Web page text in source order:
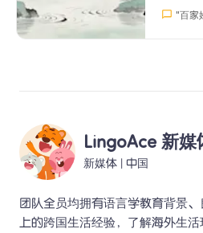
"
LingoAce 新媒
新媒体 中国
团队全员均拥有语言学教育背景
上的跨国生活经验，了解海外生